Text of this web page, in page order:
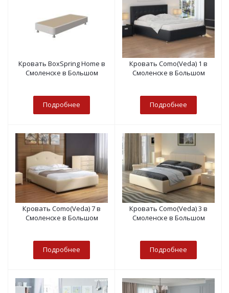
Кровать BoxSpring Home в
Смоленске в Большом
Подробнее
Кровать Como(Veda) 1 в
Смоленске в Большом
Подробнее
Кровать Como(Veda) 7 в
Смоленске в Большом
Подробнее
Кровать Como(Veda) 3 в
Смоленске в Большом
Подробнее